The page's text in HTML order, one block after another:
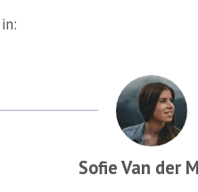
Sofie Van der